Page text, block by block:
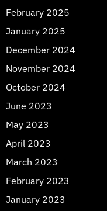
February 2025
January 2025
December 2024
November 2024
October 2024
June 2023
May 2023
April 2023
March 2023
February 2023
January 2023